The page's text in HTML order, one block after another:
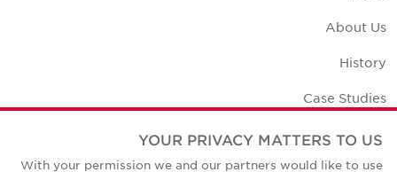
About Us
History
Case Studies
Office Space Calculator
Careers
YOUR PRIVACY MATTERS TO US
With your permission we and our partners would like to use